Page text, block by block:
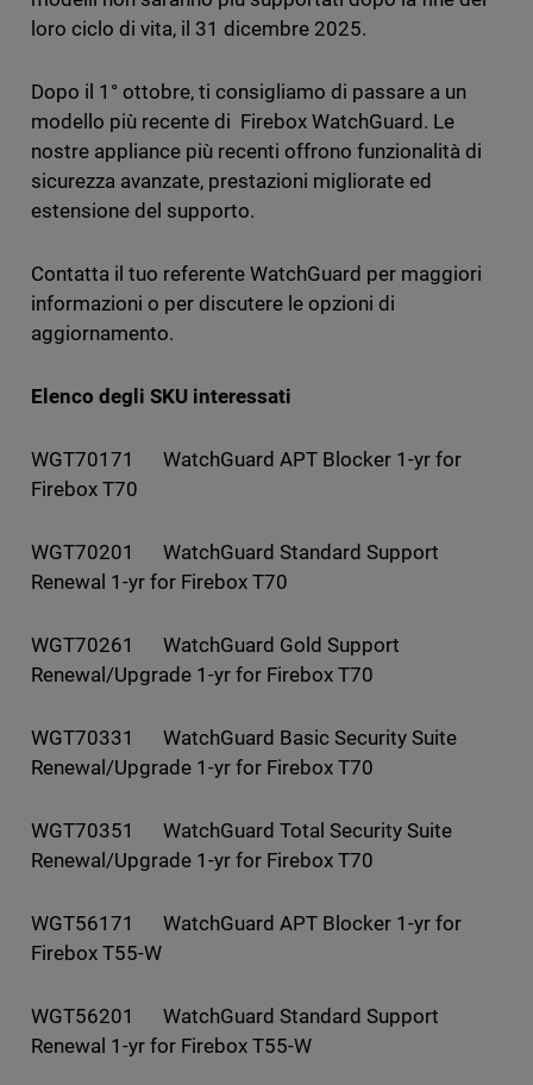
loro ciclo di vita, il 31 dicembre 2025.
Dopo il 1° ottobre, ti consigliamo di passare a un
modello più recente di Firebox WatchGuard. Le
nostre appliance più recenti offrono funzionalità di
sicurezza avanzate, prestazioni migliorate ed
estensione del supporto.
Contatta il tuo referente WatchGuard per maggiori
informazioni o per discutere le opzioni di
aggiornamento.
Elenco degli SKU interessati
WGT70171 WatchGuard APT Blocker 1-yr for
Firebox T70
WGT70201 WatchGuard Standard Support
Renewal 1-yr for Firebox T70
WGT70261 WatchGuard Gold Support
Renewal/Upgrade 1-yr for Firebox T70
WGT70331 WatchGuard Basic Security Suite
Renewal/Upgrade 1-yr for Firebox T70
WGT70351 WatchGuard Total Security Suite
Renewal/Upgrade 1-yr for Firebox T70
WGT56171 WatchGuard APT Blocker 1-yr for
Firebox T55-W
WGT56201 WatchGuard Standard Support
Renewal 1-yr for Firebox T55-W